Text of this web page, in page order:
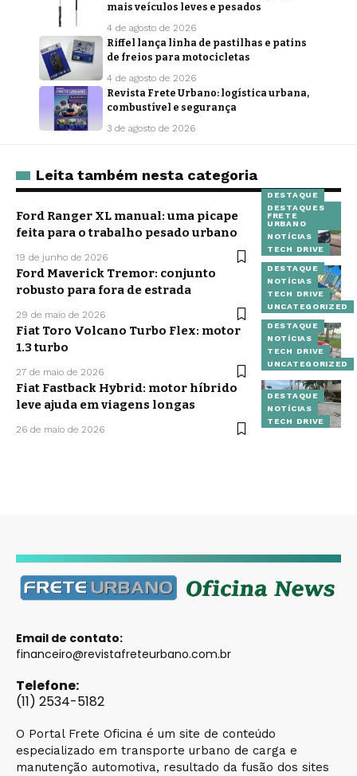
mais veículos leves e pesados
4 de agosto de 2026
Riffel lança linha de pastilhas e patins
de freios para motocicletas
4 de agosto de 2026
Revista Frete Urbano: logística urbana,
combustível e segurança
3 de agosto de 2026
Leita também nesta categoria
DESTAQUE
DESTAQUES
FRETE
URBANO
NOTÍCIAS
TECH DRIVE
Ford Ranger XL manual: uma picape
feita para o trabalho pesado urbano
19 de junho de 2026
DESTAQUE
NOTÍCIAS
TECH DRIVE
UNCATEGORIZED
Ford Maverick Tremor: conjunto
robusto para fora de estrada
29 de maio de 2026
DESTAQUE
NOTÍCIAS
TECH DRIVE
UNCATEGORIZED
Fiat Toro Volcano Turbo Flex: motor
1.3 turbo
27 de maio de 2026
DESTAQUE
NOTÍCIAS
TECH DRIVE
Fiat Fastback Hybrid: motor híbrido
leve ajuda em viagens longas
26 de maio de 2026
Email de contato:
financeiro@revistafreteurbano.com.br
Telefone:
(11) 2534-5182
O Portal Frete Oficina é um site de conteúdo
especializado em transporte urbano de carga e
manutenção automotiva, resultado da fusão dos sites